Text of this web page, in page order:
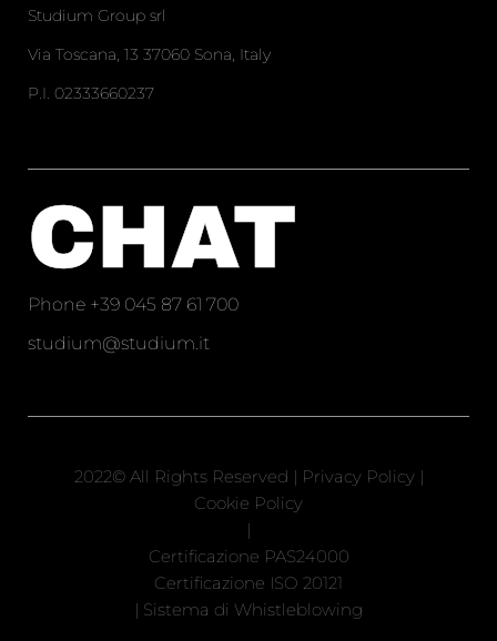
Studium Group srl
Via Toscana, 13 37060 Sona, Italy
P.I. 02333660237
CHAT
Phone +39 045 87 61 700
studium@studium.it
2022© All Rights Reserved | Privacy Policy|
Cookie Policy
|
Certificazione PAS24000
Certificazione ISO 20121
| Sistema di Whistleblowing